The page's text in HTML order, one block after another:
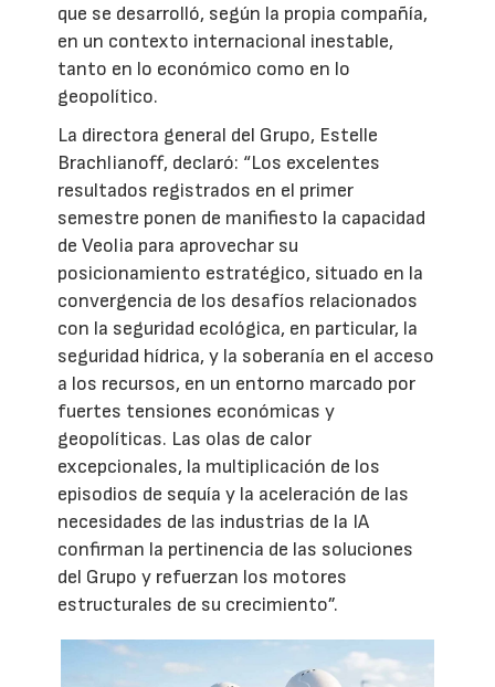
que se desarrolló, según la propia compañía,
en un contexto internacional inestable,
tanto en lo económico como en lo
geopolítico.
La directora general del Grupo, Estelle
Brachlianoff, declaró: “Los excelentes
resultados registrados en el primer
semestre ponen de manifiesto la capacidad
de Veolia para aprovechar su
posicionamiento estratégico, situado en la
convergencia de los desafíos relacionados
con la seguridad ecológica, en particular, la
seguridad hídrica, y la soberanía en el acceso
a los recursos, en un entorno marcado por
fuertes tensiones económicas y
geopolíticas. Las olas de calor
excepcionales, la multiplicación de los
episodios de sequía y la aceleración de las
necesidades de las industrias de la IA
confirman la pertinencia de las soluciones
del Grupo y refuerzan los motores
estructurales de su crecimiento”.